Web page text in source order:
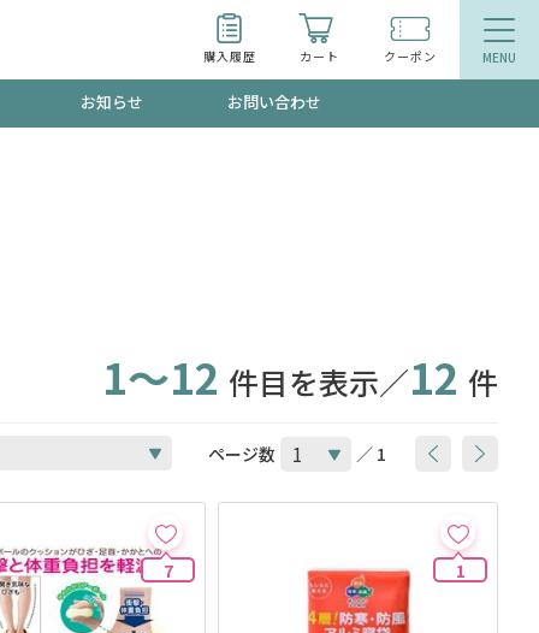
購入履歴 カート クーポン
るものが一目でわかるランキング
お知らせ お問い合わせ
1～12 件目を表示／12 件
ページ数 ／ 1
7 1